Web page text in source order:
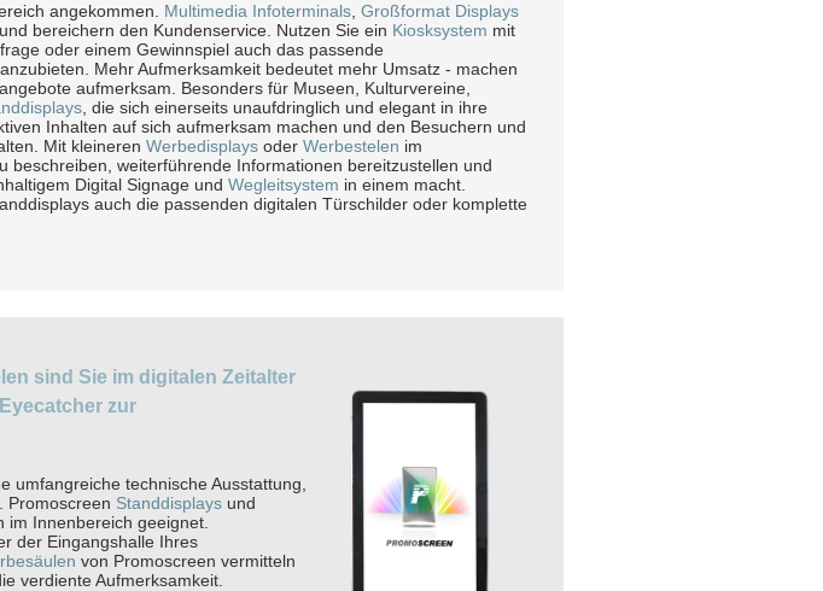
angekommen. Multimedia Infoterminals Großformat Displays
bereichern den Kundenservice. Nutzen Sie ein Kiosksystem mit
oder einem Gewinnspiel auch das passende
Mehr Aufmerksamkeit bedeutet mehr Umsatz - machen
aufmerksam. Besonders für Museen, Kulturvereine,
, die sich einerseits unaufdringlich und elegant in ihre
Inhalten auf sich aufmerksam machen und den Besuchern und
Mit kleineren Werbedisplays oder Werbestelen im
weiterführende Informationen bereitzustellen und
Digital Signage und Wegleitsystem in einem macht.
auch die passenden digitalen Türschilder oder komplette
sind Sie im digitalen Zeitalter
zur
umfangreiche technische Ausstattung,
Promoscreen Standdisplays und
Innenbereich geeignet.
der Eingangshalle Ihres
von Promoscreen vermitteln
verdiente Aufmerksamkeit.